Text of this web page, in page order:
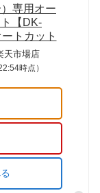
専用オー
【DK-
トカット
天市場店
時点）